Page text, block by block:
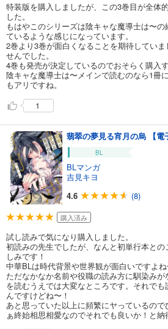
特装版を購入しましたが、この3巻目が全体
した。
もはやこのシリーズは陰キャな魔導士は〜
ているような感じになっています。
2巻より3巻が面白くなることを期待してい
せんでした。
4巻も発売が決定しているのでおそらく購入
陰キャな魔導士は〜メインで読むのなら1冊
もアリですね。
1
翡翠の夢見る宵月の烏 【電
BL
BLマンガ
吉見キヨ
4.6
(8)
購入済み
試し読みで気になり購入しました。
初読みの先生でしたが、なんと初単行本と
しみです！
中華BLは時代背景や世界観が面白いですよね
ただなかなか名前や役職の読み方に馴染み
を読むうえでは大変なところです。それで
んですけどね〜！
あと思っていた以上に頻繁にヤっているので
ぁ終始相思相愛なのでそれでも良いか！と納